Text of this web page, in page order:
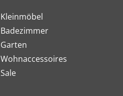
Kleinmöbel
Badezimmer
Garten
Wohnaccessoires
Sale